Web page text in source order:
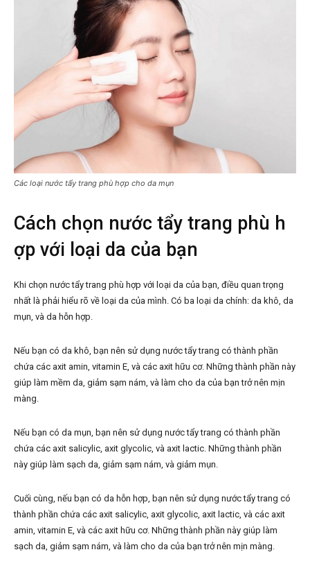
Các loại nước tẩy trang phù hợp cho da mụn
Cách chọn nước tẩy trang phù h
ợp với loại da của bạn
Khi chọn nước tẩy trang phù hợp với loại da của bạn, điều quan trọng
nhất là phải hiểu rõ về loại da của mình. Có ba loại da chính: da khô, da
mụn, và da hỗn hợp.
Nếu bạn có da khô, bạn nên sử dụng nước tẩy trang có thành phần
chứa các axit amin, vitamin E, và các axit hữu cơ. Những thành phần này
giúp làm mềm da, giảm sạm nám, và làm cho da của bạn trở nên mịn
màng.
Nếu bạn có da mụn, bạn nên sử dụng nước tẩy trang có thành phần
chứa các axit salicylic, axit glycolic, và axit lactic. Những thành phần
này giúp làm sạch da, giảm sạm nám, và giảm mụn.
Cuối cùng, nếu bạn có da hỗn hợp, bạn nên sử dụng nước tẩy trang có
thành phần chứa các axit salicylic, axit glycolic, axit lactic, và các axit
amin, vitamin E, và các axit hữu cơ. Những thành phần này giúp làm
sạch da, giảm sạm nám, và làm cho da của bạn trở nên mịn màng.